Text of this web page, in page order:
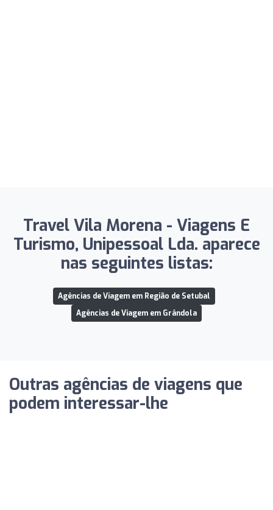
Travel Vila Morena - Viagens E
Turismo, Unipessoal Lda. aparece
nas seguintes listas:
Agências de Viagem em Região de Setubal
Agências de Viagem em Grândola
Outras agências de viagens que
podem interessar-lhe